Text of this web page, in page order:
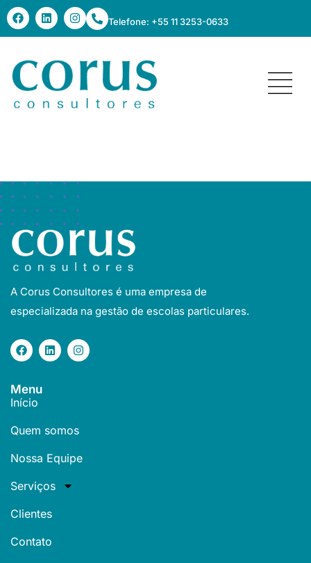
Telefone: +55 11 3253-0633
A Corus Consultores é uma empresa de
especializada na gestão de escolas particulares.
Menu
Início
Quem somos
Nossa Equipe
Serviços
Clientes
Contato